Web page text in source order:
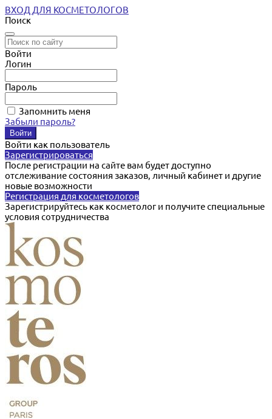
ВХОД ДЛЯ КОСМЕТОЛОГОВ
Поиск
Войти
Логин
Пароль
Запомнить меня
Забыли пароль?
Войти как пользователь
Зарегистрироваться
После регистрации на сайте вам будет доступно
отслеживание состояния заказов, личный кабинет и другие
новые возможности
Регистрация для косметологов
Зарегистрируйтесь как косметолог и получите специальные
условия сотрудничества